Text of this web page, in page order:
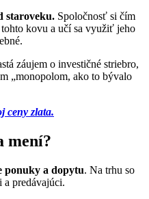
staroveku. Spoločnosť si čím
kovu a učí sa využiť jeho
záujem o investičné striebro,
„monopolom, ako to bývalo
ceny zlata.
mení?
ponuky a dopytu. Na trhu so
a predávajúci.